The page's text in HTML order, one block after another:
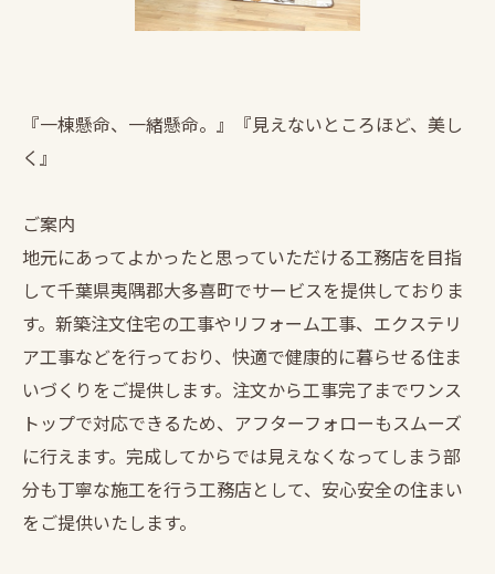
『一棟懸命、一緒懸命。』『見えないところほど、美し
く』
ご案内
地元にあってよかったと思っていただける工務店を目指
して千葉県夷隅郡大多喜町でサービスを提供しておりま
す。新築注文住宅の工事やリフォーム工事、エクステリ
ア工事などを行っており、快適で健康的に暮らせる住ま
いづくりをご提供します。注文から工事完了までワンス
トップで対応できるため、アフターフォローもスムーズ
に行えます。完成してからでは見えなくなってしまう部
分も丁寧な施工を行う工務店として、安心安全の住まい
をご提供いたします。